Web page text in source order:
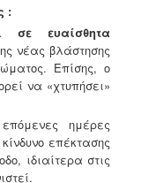
:
σε ευαίσθητα
νέας βλάστησης
Επίσης, ο
να «χτυπήσει»
ημέρες
επέκτασης
ιδιαίτερα στις